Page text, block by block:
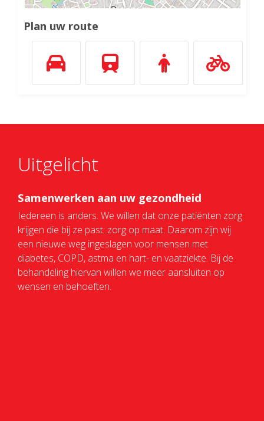
Plan uw route
Uitgelicht
Samenwerken aan uw gezondheid
Iedereen is anders. We willen dat onze patiënten zorg
krijgen die bij ze past: zorg op maat. Daarom zijn wij
een nieuwe weg ingeslagen voor mensen met
diabetes, COPD, astma en hart- en vaatziekte. Bij de
behandeling hiervan willen we meer aansluiten op
wensen en behoeften.